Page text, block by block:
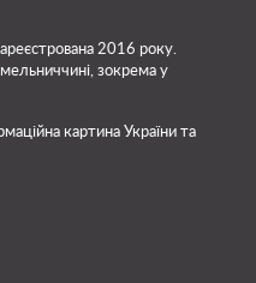
2016 року.
зокрема у
картина України та